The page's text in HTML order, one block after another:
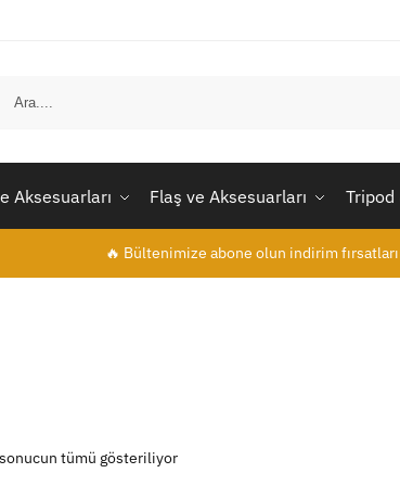
Aksesuarları Flaş ve Aksesuarları Tripod
🔥 Bültenimize abone olun indirim
tümü gösteriliyor